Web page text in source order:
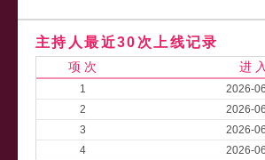
主持人最近30次上线记录
项 次 进
1
2026-
2
2026-
3
2026-
4
2026-